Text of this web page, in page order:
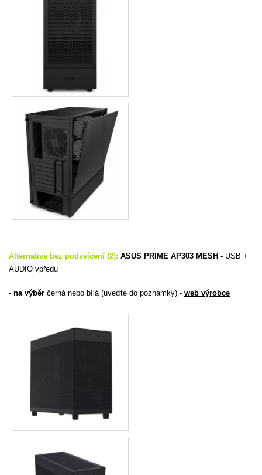
Alternativa bez podsvícení (2): ASUS PRIME AP303 MESH - USB +
AUDIO vpředu
- na výběr černá nebo bílá (uveďte do poznámky) - web výrobce